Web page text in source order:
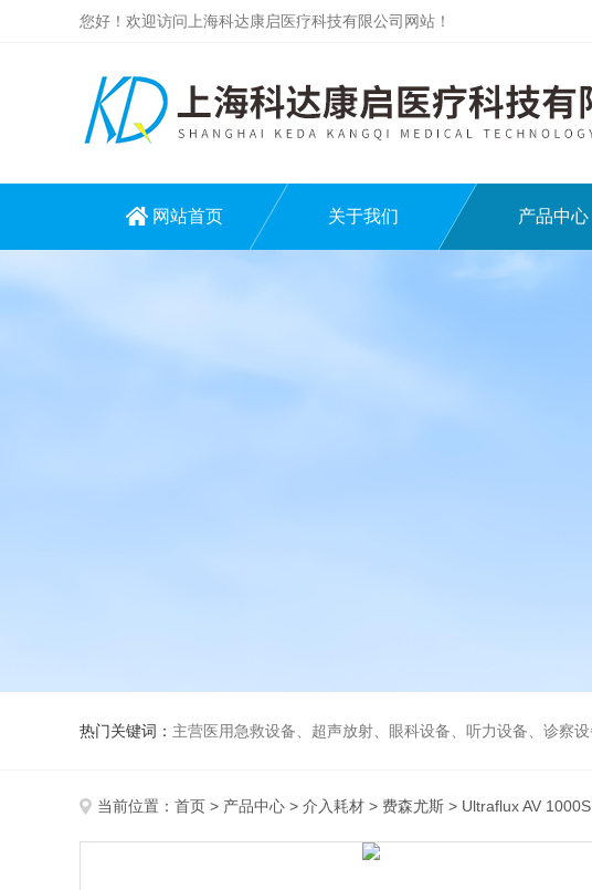
您好！欢迎访问上海科达康启医疗科技有限公司网站！
网站首页 关于我们 产品中心
热门关键词： 主营医用急救设备、超声放射、眼科设备、听力设备、诊察设备、康复治疗、体检
当前位置： 首页 > 产品中心 > 介入耗材 > 费森尤斯 > Ultraflux AV